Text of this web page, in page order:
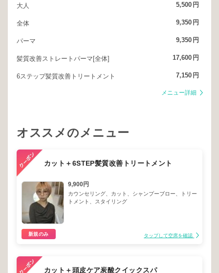
大人 5,500 円
全体 9,350 円
パーマ 9,350 円
髪質改善ストレートパーマ[全体] 17,600 円
6ステップ髪質改善トリートメント 7,150 円
メニュー詳細
オススメのメニュー
カット＋6STEP髪質改善トリートメント
9,900円
カウンセリング、カット、シャンプーブロー、トリー
トメント、スタイリング
新規のみ タップして空席を確認
カット＋頭皮ケア炭酸クイックスパ